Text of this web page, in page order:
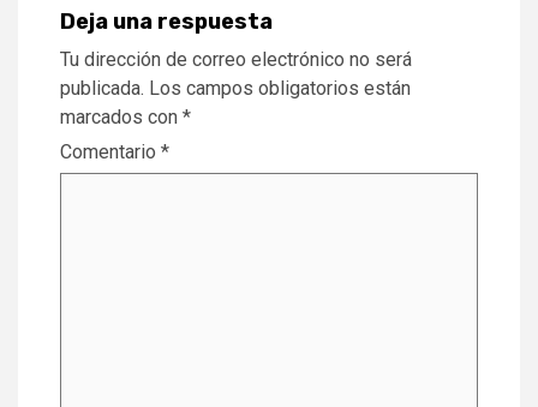
Deja una respuesta
Tu dirección de correo electrónico no será
publicada. Los campos obligatorios están
marcados con *
Comentario *